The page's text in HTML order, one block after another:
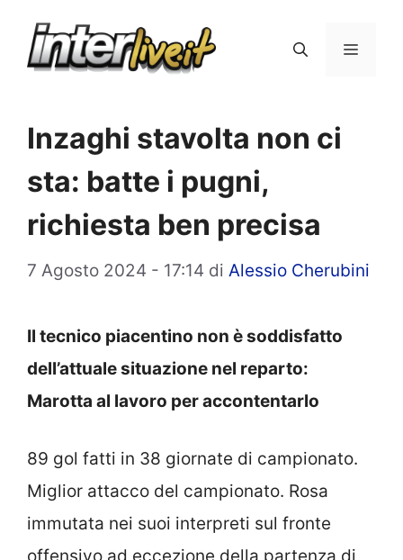
Menu
Inzaghi stavolta non ci
sta: batte i pugni,
richiesta ben precisa
7 Agosto 2024 - 17:14 di Alessio Cherubini
Il tecnico piacentino non è soddisfatto
dell’attuale situazione nel reparto:
Marotta al lavoro per accontentarlo
89 gol fatti in 38 giornate di campionato.
Miglior attacco del campionato. Rosa
immutata nei suoi interpreti sul fronte